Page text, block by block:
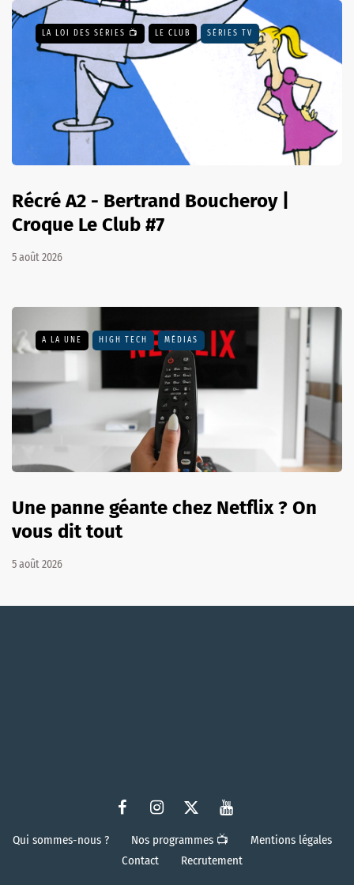
LA LOI DES SÉRIES 📺 LE CLUB SÉRIES TV
Récré A2 - Bertrand Boucheroy |
Croque Le Club #7
5 août 2026
A LA UNE HIGH TECH MÉDIAS
Une panne géante chez Netflix ? On
vous dit tout
5 août 2026
Qui sommes-nous ? Nos programmes 📺
Mentions légales
Contact
Recrutement